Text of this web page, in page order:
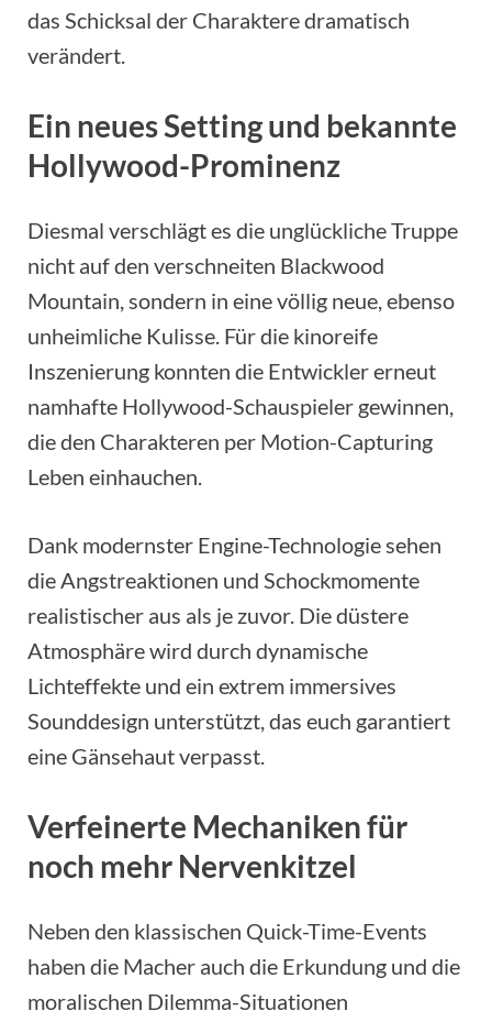
das Schicksal der Charaktere dramatisch
verändert.
Ein neues Setting und bekannte
Hollywood-Prominenz
Diesmal verschlägt es die unglückliche Truppe
nicht auf den verschneiten Blackwood
Mountain, sondern in eine völlig neue, ebenso
unheimliche Kulisse. Für die kinoreife
Inszenierung konnten die Entwickler erneut
namhafte Hollywood-Schauspieler gewinnen,
die den Charakteren per Motion-Capturing
Leben einhauchen.
Dank modernster Engine-Technologie sehen
die Angstreaktionen und Schockmomente
realistischer aus als je zuvor. Die düstere
Atmosphäre wird durch dynamische
Lichteffekte und ein extrem immersives
Sounddesign unterstützt, das euch garantiert
eine Gänsehaut verpasst.
Verfeinerte Mechaniken für
noch mehr Nervenkitzel
Neben den klassischen Quick-Time-Events
haben die Macher auch die Erkundung und die
moralischen Dilemma-Situationen